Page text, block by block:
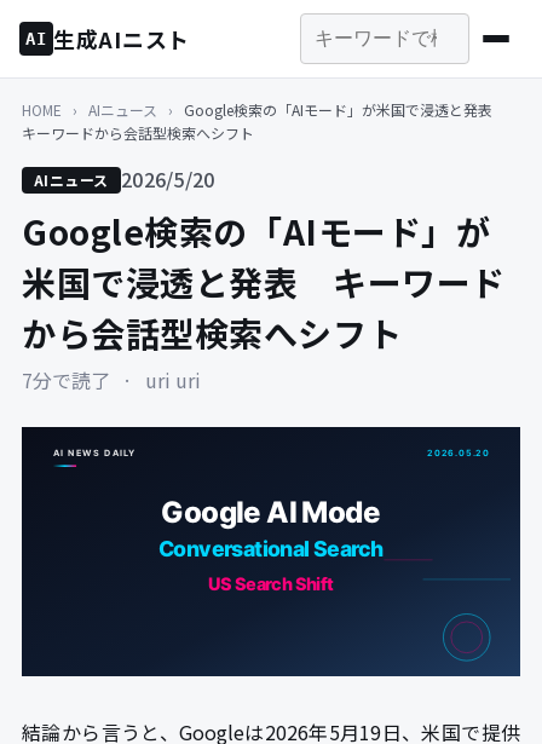
AI 生成AIニスト
HOME › AIニュース ›
Google検索の「AIモード」が米国で浸透と発表
キーワードから会話型検索へシフト
AIニュース 2026/5/20
Google検索の「AIモード」が
米国で浸透と発表 キーワード
から会話型検索へシフト
7分で読了 · uri uri
結論から言うと、Googleは2026年5月19日、米国で提供